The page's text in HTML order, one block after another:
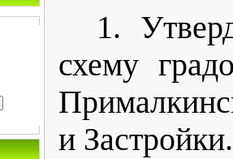
1.
схему
и